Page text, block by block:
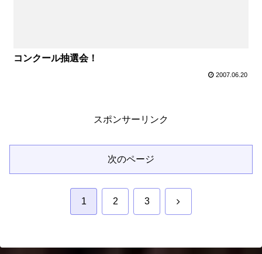
コンクール抽選会！
2007.06.20
スポンサーリンク
次のページ
1 2 3 次